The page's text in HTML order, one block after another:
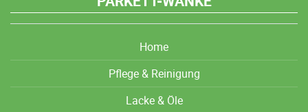
Home
Pflege & Reinigung
Lacke & Öle